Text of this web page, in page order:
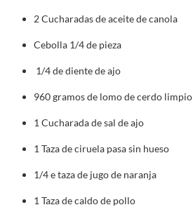
2 Cucharadas de aceite de canola
Cebolla 1/4 de pieza
1/4 de diente de ajo
960 gramos de lomo de cerdo limpio
1 Cucharada de sal de ajo
1 Taza de ciruela pasa sin hueso
1/4 e taza de jugo de naranja
1 Taza de caldo de pollo